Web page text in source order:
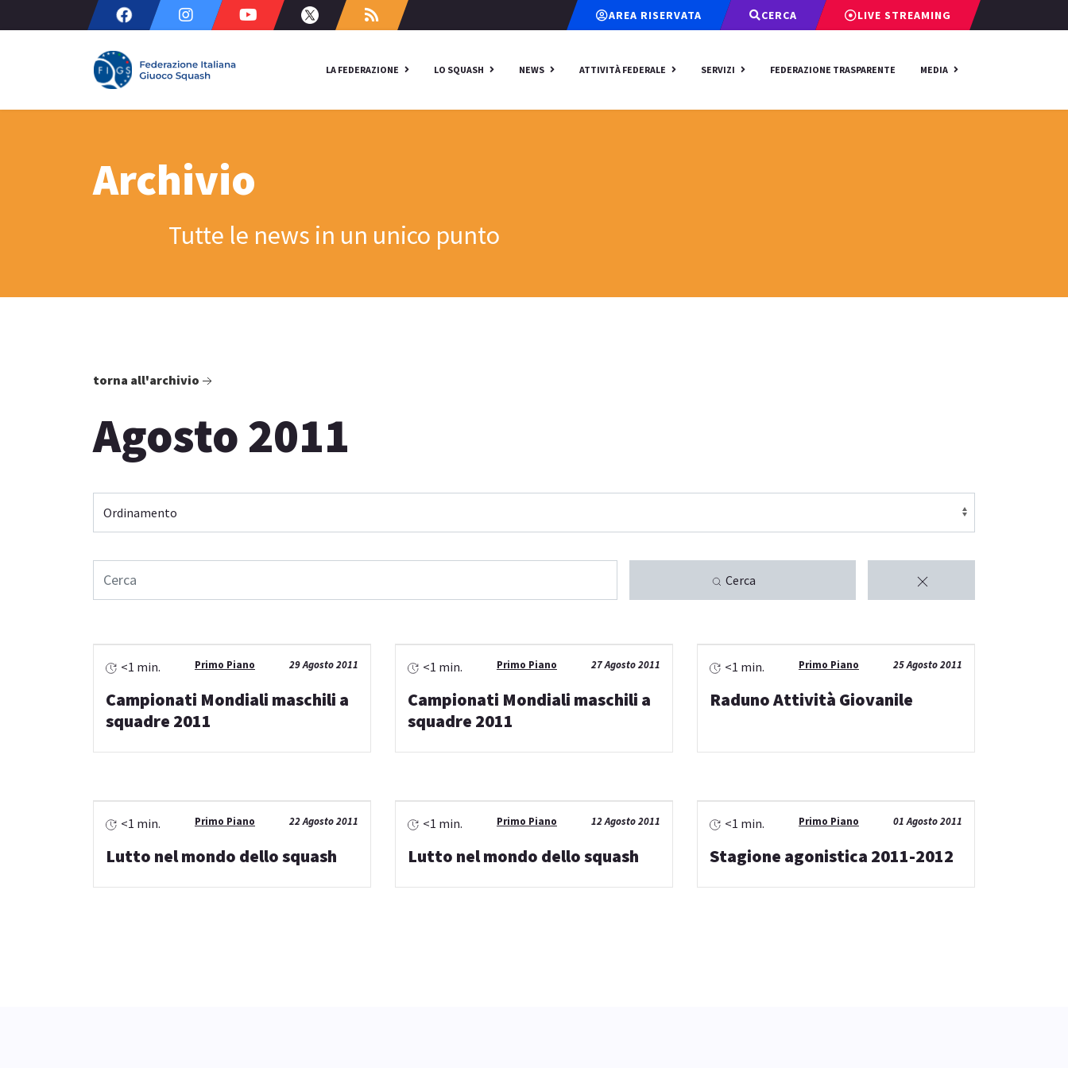
AREA RISERVATA CERCA LIVE STREAMING
LA FEDERAZIONE LO SQUASH NEWS ATTIVITÀ FEDERALE SERVIZI FEDERAZIONE TRASPARENTE MEDIA
Archivio
Tutte le news in un unico punto
torna all'archivio
Agosto 2011
Cerca
29 Agosto 2011
Primo Piano
<1 min.
Campionati Mondiali maschili a
squadre 2011
27 Agosto 2011
Primo Piano
<1 min.
Campionati Mondiali maschili a
squadre 2011
25 Agosto 2011
Primo Piano
<1 min.
Raduno Attività Giovanile
22 Agosto 2011
Primo Piano
<1 min.
Lutto nel mondo dello squash
12 Agosto 2011
Primo Piano
<1 min.
Lutto nel mondo dello squash
01 Agosto 2011
Primo Piano
<1 min.
Stagione agonistica 2011-2012